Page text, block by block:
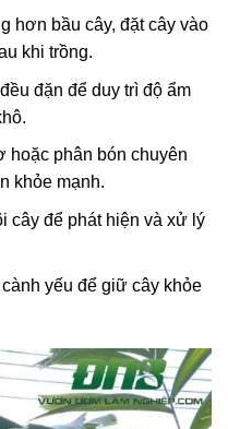
hơn bầu cây, đặt cây vào
khi trồng.
đặn để duy trì độ ẩm
hoặc phân bón chuyên
khỏe mạnh.
cây để phát hiện và xử lý
yếu để giữ cây khỏe